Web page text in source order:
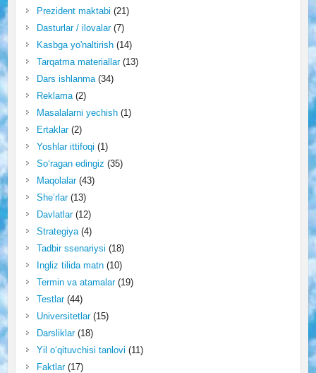
Prezident maktabi (21)
Dasturlar / ilovalar(7)
Kasbga yo'naltirish(14)
Tarqatma materiallar(13)
Dars ishlanma(34)
Reklama(2)
Masalalarni yechish(1)
Ertaklar(2)
Yoshlar ittifoqi (1)
So‘ragan edingiz (35)
Maqolalar(43)
She’rlar(13)
Davlatlar(12)
Strategiya(4)
Tadbir ssenariysi (18)
Ingliz tilida matn(10)
Termin va atamalar(19)
Testlar(44)
Universitetlar(15)
Darsliklar(18)
Yil o‘qituvchisi tanlovi (11)
Faktlar(17)